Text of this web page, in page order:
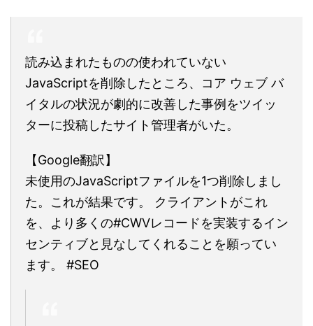
読み込まれたものの使われていない
JavaScriptを削除したところ、コア ウェブ バ
イタルの状況が劇的に改善した事例をツイッ
ターに投稿したサイト管理者がいた。
【Google翻訳】
未使用のJavaScriptファイルを1つ削除しまし
た。これが結果です。 クライアントがこれ
を、より多くの#CWVレコードを実装するイン
センティブと見なしてくれることを願ってい
ます。 #SEO